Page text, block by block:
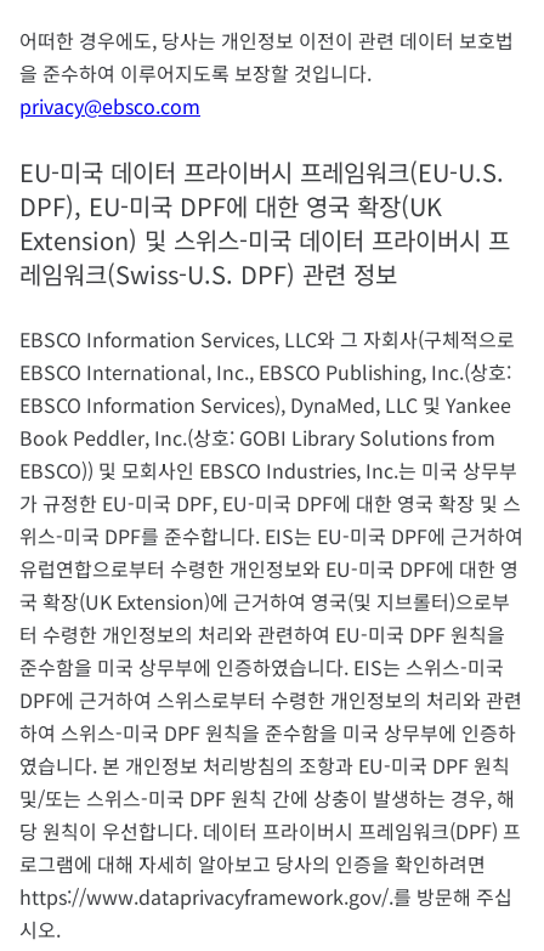
어떠한 경우에도, 당사는 개인정보 이전이 관련 데이터 보호법
을 준수하여 이루어지도록 보장할 것입니다.
privacy@ebsco.com
EU-미국 데이터 프라이버시 프레임워크(EU-U.S.
DPF), EU-미국 DPF에 대한 영국 확장(UK
Extension) 및 스위스-미국 데이터 프라이버시 프
레임워크(Swiss-U.S. DPF) 관련 정보
EBSCO Information Services, LLC와 그 자회사(구체적으로
EBSCO International, Inc., EBSCO Publishing, Inc.(상호:
EBSCO Information Services), DynaMed, LLC 및 Yankee
Book Peddler, Inc.(상호: GOBI Library Solutions from
EBSCO)) 및 모회사인 EBSCO Industries, Inc.는 미국 상무부
가 규정한 EU-미국 DPF, EU-미국 DPF에 대한 영국 확장 및 스
위스-미국 DPF를 준수합니다. EIS는 EU-미국 DPF에 근거하여
유럽연합으로부터 수령한 개인정보와 EU-미국 DPF에 대한 영
국 확장(UK Extension)에 근거하여 영국(및 지브롤터)으로부
터 수령한 개인정보의 처리와 관련하여 EU-미국 DPF 원칙을
준수함을 미국 상무부에 인증하였습니다. EIS는 스위스-미국
DPF에 근거하여 스위스로부터 수령한 개인정보의 처리와 관련
하여 스위스-미국 DPF 원칙을 준수함을 미국 상무부에 인증하
였습니다. 본 개인정보 처리방침의 조항과 EU-미국 DPF 원칙
및/또는 스위스-미국 DPF 원칙 간에 상충이 발생하는 경우, 해
당 원칙이 우선합니다. 데이터 프라이버시 프레임워크(DPF) 프
로그램에 대해 자세히 알아보고 당사의 인증을 확인하려면
https://www.dataprivacyframework.gov/.를 방문해 주십
시오.